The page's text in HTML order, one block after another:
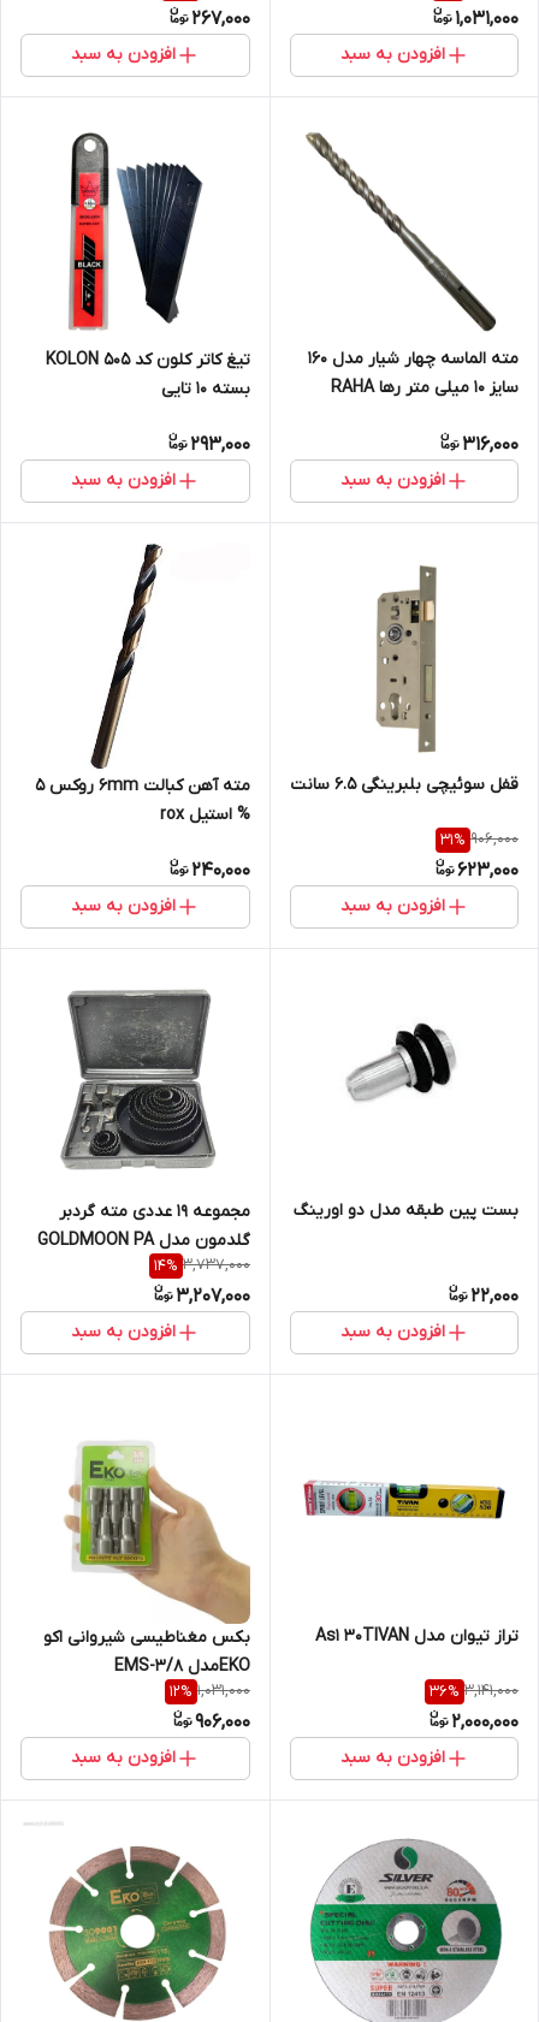
1,031,000
افزودن به سبد
267,000
افزودن به سبد
مته الماسه چهار شیار مدل 160
سایز 10 میلی متر رها RAHA
316,000
افزودن به سبد
تیغ کاتر کلون کد 505 KOLON
بسته 10 تایی
293,000
افزودن به سبد
قفل سوئیچی بلبرینگی 6.5 سانت
906,000
31%
623,000
افزودن به سبد
مته آهن کبالت 6mm روکس 5
% استیل rox
240,000
افزودن به سبد
بست پین طبقه مدل دو اورینگ
22,000
افزودن به سبد
مجموعه 19 عددی مته گردبر
گلدمون مدل GOLDMOON PA
2360
3,737,000
14%
3,207,000
افزودن به سبد
تراز تیوان مدل As1 30TIVAN
3,141,000
36%
2,000,000
افزودن به سبد
بکس مغناطیسی شیروانی اکو
EKOمدل EMS-3/8
1,031,000
12%
906,000
افزودن به سبد